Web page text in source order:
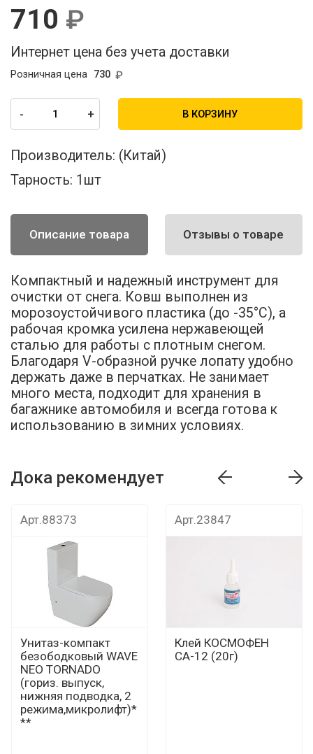
710
Интернет цена без учета доставки
730
Розничная цена
- + В КОРЗИНУ
Производитель: (Китай)
Тарность: 1шт
Описание товара Отзывы о товаре
Компактный и надежный инструмент для
очистки от снега. Ковш выполнен из
морозоустойчивого пластика (до -35°C), а
рабочая кромка усилена нержавеющей
сталью для работы с плотным снегом.
Благодаря V-образной ручке лопату удобно
держать даже в перчатках. Не занимает
много места, подходит для хранения в
багажнике автомобиля и всегда готова к
использованию в зимних условиях.
Дока рекомендует
Арт.88373
Унитаз-компакт
безободковый WAVE
NEO TORNADO
(гориз. выпуск,
нижняя подводка, 2
режима,микролифт)*
**
Арт.23847
Клей КОСМОФЕН
СА-12 (20г)
Дока рекомендует Дока